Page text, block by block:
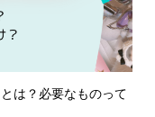
は？必要なものって